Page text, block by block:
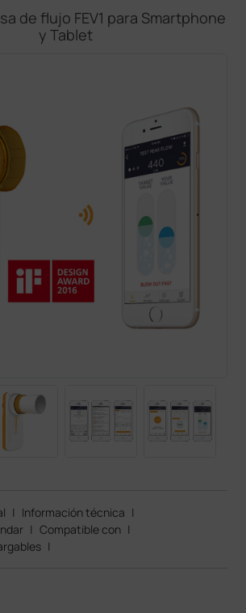
de flujo FEV1 para Smartphone
y Tablet
| Información técnica |
| Compatible con |
|